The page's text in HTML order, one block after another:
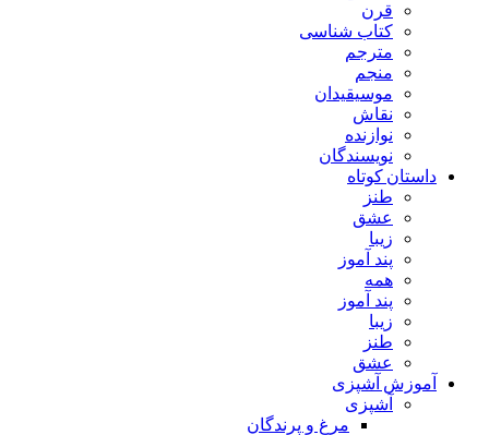
قرن
کتاب شناسی
مترجم
منجم
موسیقیدان
نقاش
نوازنده
نویسندگان
داستان کوتاه
طنز
عشق
زیبا
پند آموز
همه
پند آموز
زیبا
طنز
عشق
آموزش آشپزی
آشپزی
مرغ و پرندگان